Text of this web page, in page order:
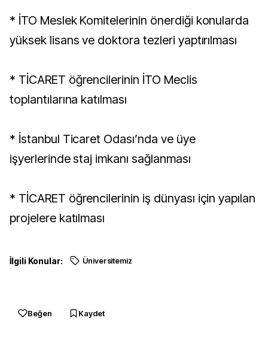
* İTO Meslek Komitelerinin önerdiği konularda
yüksek lisans ve doktora tezleri yaptırılması
* TİCARET öğrencilerinin İTO Meclis
toplantılarına katılması
* İstanbul Ticaret Odası’nda ve üye
işyerlerinde staj imkanı sağlanması
* TİCARET öğrencilerinin iş dünyası için yapılan
projelere katılması
İlgili Konular: Üniversitemiz
Beğen Kaydet